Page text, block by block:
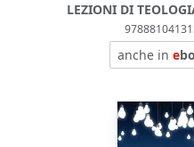
LEZIONI DI
anche ine